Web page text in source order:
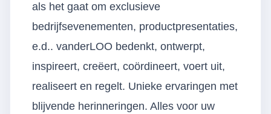
als het gaat om exclusieve
bedrijfsevenementen, productpresentaties,
e.d.. vanderLOO bedenkt, ontwerpt,
inspireert, creëert, coördineert, voert uit,
realiseert en regelt. Unieke ervaringen met
blijvende herinneringen. Alles voor uw